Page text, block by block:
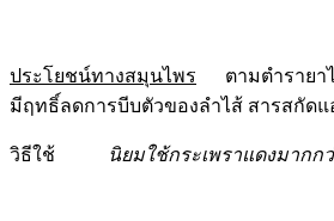
ประโยชน์ทางสมุนไพร
ตามตำราย
มีฤทธิ์ลดการบีบตัวของลำไส้ สารสกัดแ
วิธีใช้ นิยมใช้กระเพราแดงมากก